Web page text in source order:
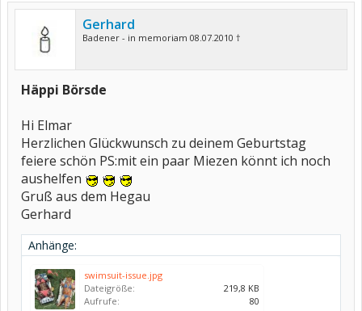
Gerhard
Badener - in memoriam 08.07.2010 †
Häppi Börsde
Hi Elmar
Herzlichen Glückwunsch zu deinem Geburtstag
feiere schön PS:mit ein paar Miezen könnt ich noch
aushelfen
Gruß aus dem Hegau
Gerhard
Anhänge:
swimsuit-issue.jpg
Dateigröße:
219,8 KB
Aufrufe:
80